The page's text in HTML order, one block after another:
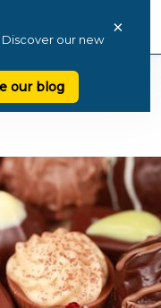
our new
our blog
×